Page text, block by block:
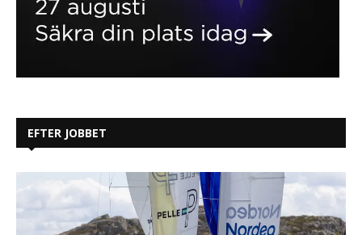
EFTER JOBBET